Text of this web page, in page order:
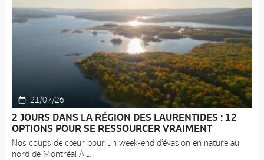
21/07/26
2 JOURS DANS LA RÉGION DES LAURENTIDES : 12
OPTIONS POUR SE RESSOURCER VRAIMENT
Nos coups de cœur pour un week-end d’évasion en nature au
nord de Montréal À